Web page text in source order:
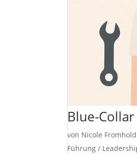
Blue-
von Nicole
Führung /